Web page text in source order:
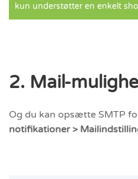
kun understøtter en enkelt
2. Mail-
Og du kan opsætte SMTP
notifikationer >